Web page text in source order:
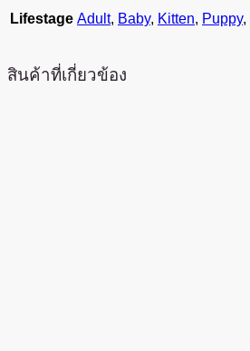
Lifestage Adult, Baby, Kitten, Puppy,
สินค้าที่เกี่ยวข้อง